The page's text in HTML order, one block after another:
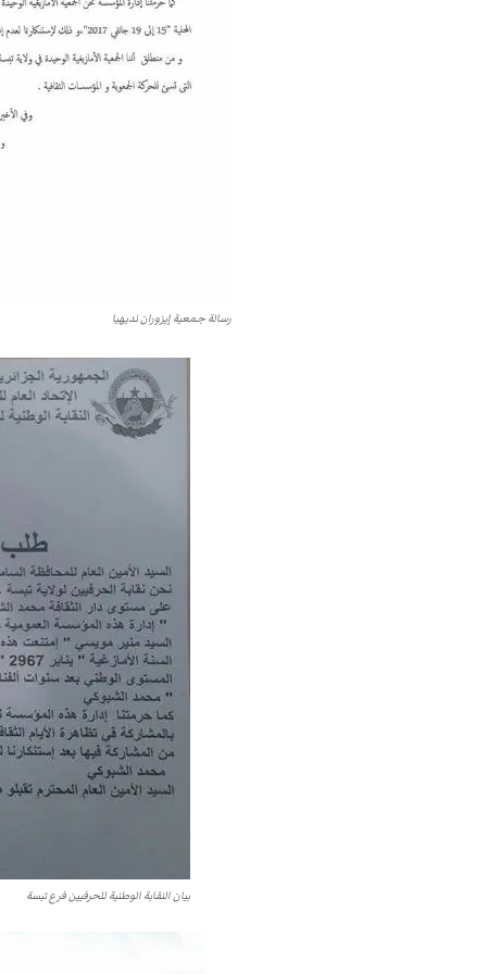
رسالة جمعية إيزوران نديهيا
بيان النقابة الوطنية للحرفيين فرع تبسة